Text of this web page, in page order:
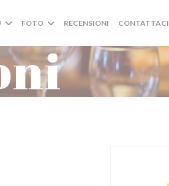
FOTO RECENSIONI CONTATTACI